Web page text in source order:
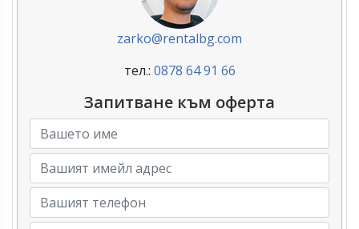
zarko@rentalbg.com
тел.: 0878 64 91 66
Запитване към оферта